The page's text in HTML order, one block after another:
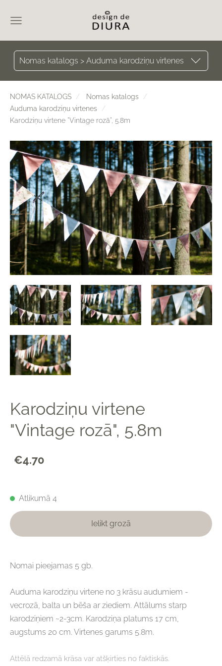
Nomas katalogs > Auduma karodziņu virtenes
NOMAS KATALOGS
Nomas katalogs
Auduma karodziņu virtenes
Karodziņu virtene "Vintage rozā", 5.8m
Karodziņu virtene
"Vintage rozā", 5.8m
€4.70
Atlikumā 4
Ielikt grozā
Nomai pieejamas 5 gb.
Auduma karodziņu virtene no 3 krāsu audumiem -
vecrozā, balta un bēša ar ziediem. Attālums starp
karodziņiem ~2-3cm. Karodziņa platums 17 cm,
augstums 20 cm. Virtenes garums 5.8m.
Attēlā redzamā krāsa var atšķirties no faktiskās.